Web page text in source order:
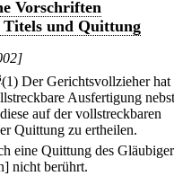
Vorschriften
Titels und Quittung
(1) Der Gerichtsvollzieher hat
Ausfertigung
auf der vollstreckbaren
Quittung zu ertheilen.
eine Quittung des
nicht berührt.